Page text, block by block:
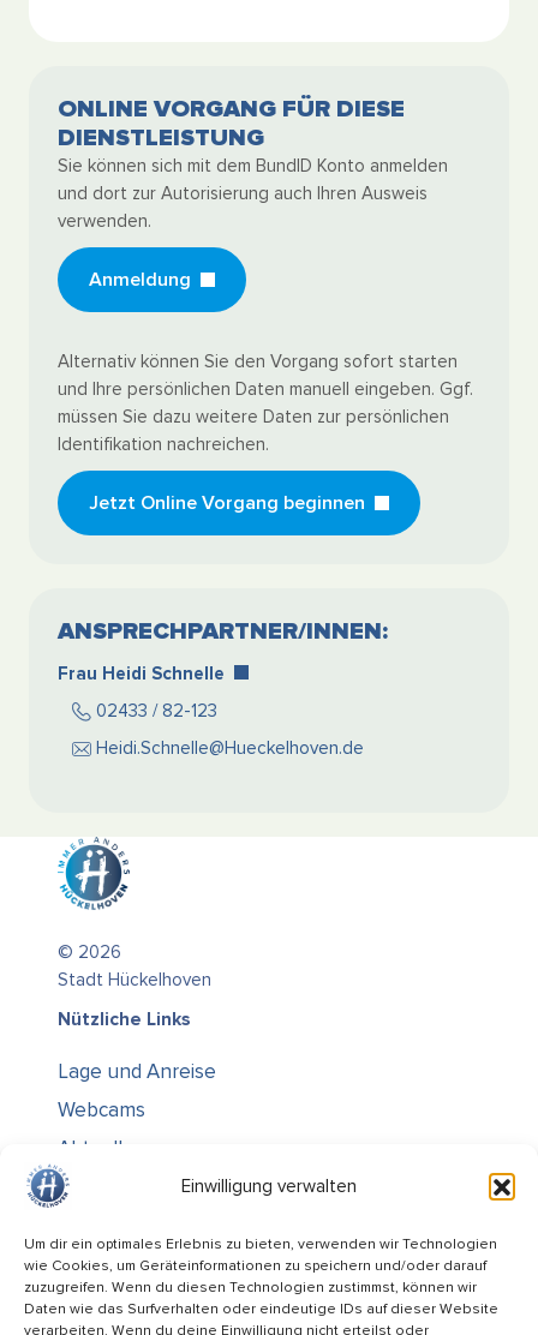
Einwilligung verwalten
Um dir ein optimales Erlebnis zu bieten, verwenden wir Technologien
wie Cookies, um Geräteinformationen zu speichern und/oder darauf
zuzugreifen. Wenn du diesen Technologien zustimmst, können wir
Daten wie das Surfverhalten oder eindeutige IDs auf dieser Website
verarbeiten. Wenn du deine Einwilligung nicht erteilst oder
ONLINE VORGANG FÜR DIESE
DIENSTLEISTUNG
Sie können sich mit dem BundID Konto anmelden
und dort zur Autorisierung auch Ihren Ausweis
verwenden.
Anmeldung
Alternativ können Sie den Vorgang sofort starten
und Ihre persönlichen Daten manuell eingeben. Ggf.
müssen Sie dazu weitere Daten zur persönlichen
Identifikation nachreichen.
Jetzt Online Vorgang beginnen
ANSPRECHPARTNER/INNEN:
Frau Heidi Schnelle
02433 / 82-123
Heidi.Schnelle@Hueckelhoven.de
© 2026
Stadt Hückelhoven
Nützliche Links
Lage und Anreise
Webcams
Aktuelles
Über uns
Kontakt / Öffnungszeiten
Alle Ämter
Stellenausschreibungen